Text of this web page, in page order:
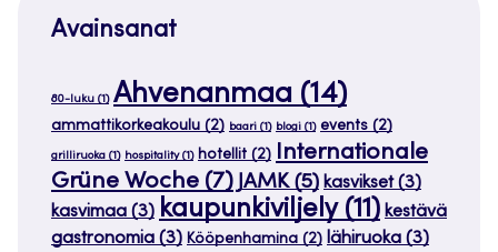
Avainsanat
80-luku (1) Ahvenanmaa (14)
ammattikorkeakoulu (2) baari (1) blogi (1) events (2)
grilliruoka (1) hospitality(1) hotellit (2) Internationale
Grüne Woche (7) JAMK(5) kasvikset(3)
kasvimaa (3) kaupunkiviljely(11) kestävä
gastronomia (3) Kööpenhamina (2) lähiruoka (3)